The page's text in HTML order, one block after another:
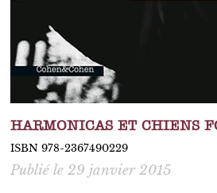
HARMONICAS ET CHIENS
ISBN 978-2367490229
Publié le 29 janvier 2015